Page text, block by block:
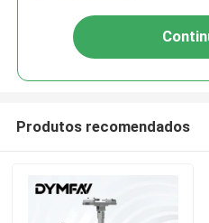
Produtos recomendados